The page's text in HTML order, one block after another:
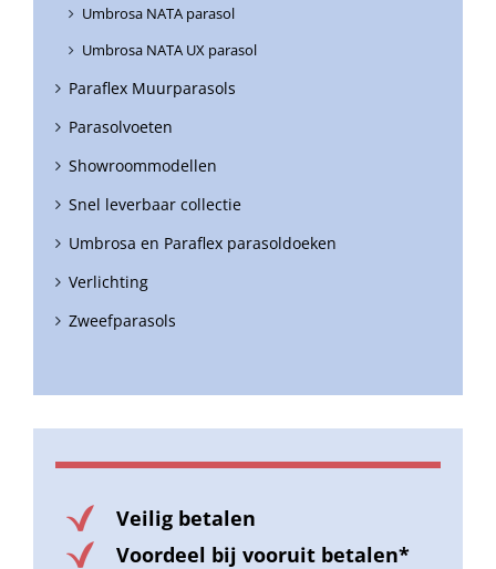
Umbrosa NATA parasol
Umbrosa NATA UX parasol
Paraflex Muurparasols
Parasolvoeten
Showroommodellen
Snel leverbaar collectie
Umbrosa en Paraflex parasoldoeken
Verlichting
Zweefparasols
Veilig betalen
Voordeel bij vooruit betalen*